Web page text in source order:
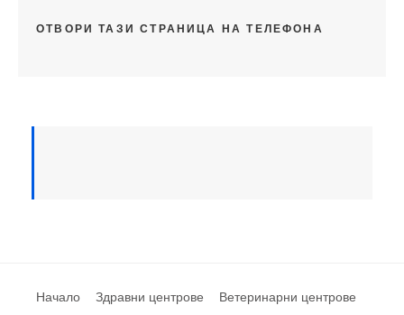
ОТВОРИ ТАЗИ СТРАНИЦА НА ТЕЛЕФОНА
Начало Здравни центрове Ветеринарни центрове